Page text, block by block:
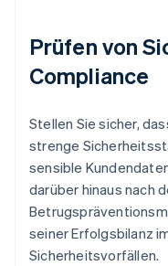
Prüfen von
Compliance
Stellen Sie sicher,
strenge
sensible
darüber hinaus nach
seiner Erfolgsbilanz
Sicherheitsvorfällen.